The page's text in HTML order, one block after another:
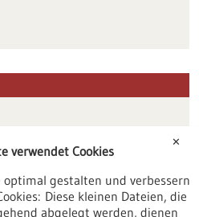
✕
verwendet Cookies
optimal gestalten und verbessern
Diese kleinen Dateien, die
abgelegt werden, dienen